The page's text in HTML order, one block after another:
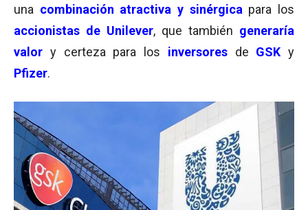
una combinación atractiva y sinérgica para los
accionistas de Unilever, que también generaría
valor y certeza para los inversores de GSK y
Pfizer.